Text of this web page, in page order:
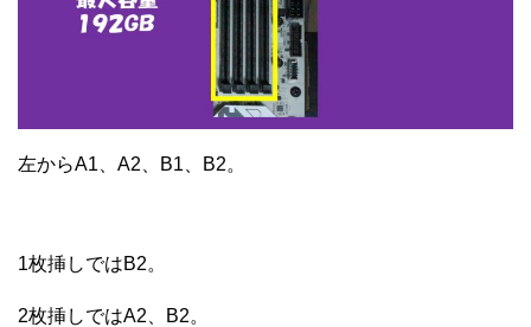
左からA1、A2、B1、B2。
1枚挿しではB2。
2枚挿しではA2、B2。